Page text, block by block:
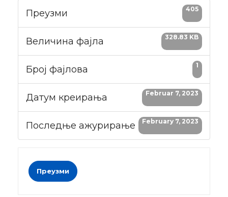
Преузми 405
Величина фајла 328.83 KB
Број фајлова 1
Датум креирања Februar 7, 2023
Последње ажурирање February 7, 2023
Преузми